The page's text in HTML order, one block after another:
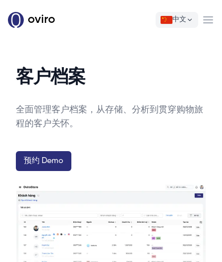
oviro 中文
客户档案
全面管理客户档案，从存储、分析到贯穿购物旅
程的客户关怀。
预约 Demo